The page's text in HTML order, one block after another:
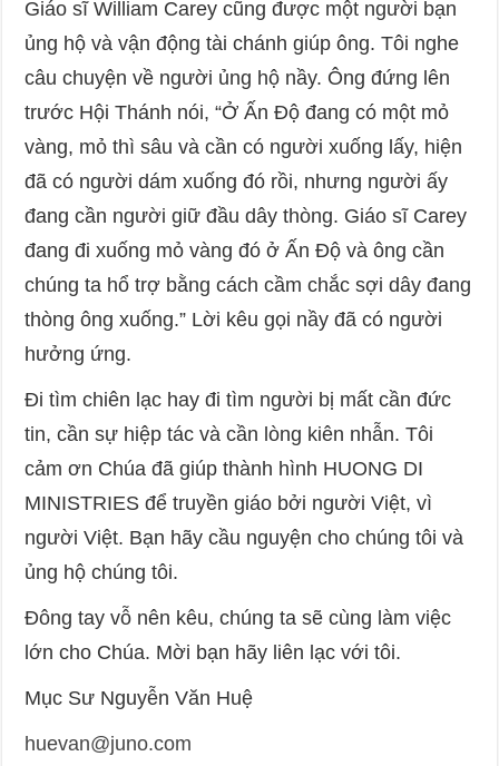
Giáo sĩ William Carey cũng được một người bạn
ủng hộ và vận động tài chánh giúp ông. Tôi nghe
câu chuyện về người ủng hộ nầy. Ông đứng lên
trước Hội Thánh nói, “Ở Ấn Độ đang có một mỏ
vàng, mỏ thì sâu và cần có người xuống lấy, hiện
đã có người dám xuống đó rồi, nhưng người ấy
đang cần người giữ đầu dây thòng. Giáo sĩ Carey
đang đi xuống mỏ vàng đó ở Ấn Độ và ông cần
chúng ta hổ trợ bằng cách cầm chắc sợi dây đang
thòng ông xuống.” Lời kêu gọi nầy đã có người
hưởng ứng.
Đi tìm chiên lạc hay đi tìm người bị mất cần đức
tin, cần sự hiệp tác và cần lòng kiên nhẫn. Tôi
cảm ơn Chúa đã giúp thành hình HUONG DI
MINISTRIES để truyền giáo bởi người Việt, vì
người Việt. Bạn hãy cầu nguyện cho chúng tôi và
ủng hộ chúng tôi.
Đông tay vỗ nên kêu, chúng ta sẽ cùng làm việc
lớn cho Chúa. Mời bạn hãy liên lạc với tôi.
Mục Sư Nguyễn Văn Huệ
huevan@juno.com